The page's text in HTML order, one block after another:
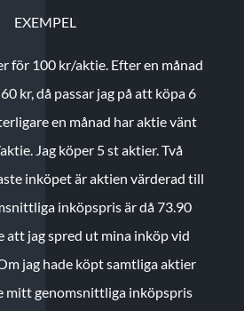
EXEMPEL
för 100 kr/aktie. Efter en månad
kr, då passar jag på att köpa 6
en månad har aktie vänt
Jag köper 5 st aktier.Två
inköpet är aktien värderad till
inköpspris är då 73.90
att jag spred ut mina inköp vid
jag hade köpt samtliga aktier
mitt genomsnittliga inköpspris